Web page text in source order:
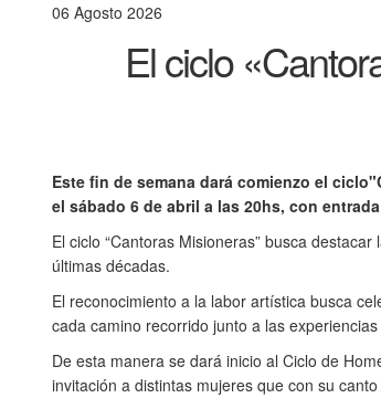
06 Agosto 2026
El ciclo
Este fin de semana dará comienzo el
el sábado 6 de abril a las 20hs, con
El ciclo “Cantoras Misioneras” busca
últimas décadas.
El reconocimiento a la labor artística busca
cada camino recorrido junto a las
De esta manera se dará inicio al Ciclo de
invitación a distintas mujeres que con su